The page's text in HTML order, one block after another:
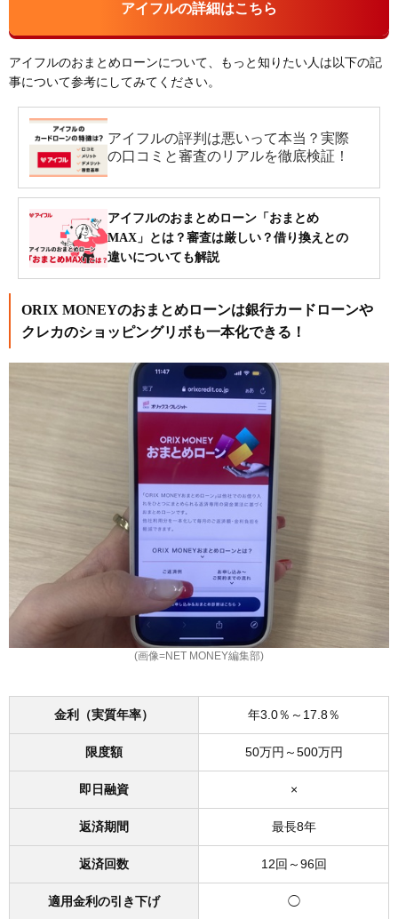
アイフルの詳細はこちら
アイフルのおまとめローンについて、もっと知りたい人は以下の記
事について参考にしてみてください。
アイフルの評判は悪いって本当？実際
の口コミと審査のリアルを徹底検証！
アイフルのおまとめローン「おまとめ
MAX」とは？審査は厳しい？借り換えとの
違いについても解説
ORIX MONEYのおまとめローンは銀行カードローンや
クレカのショッピングリボも一本化できる！
(画像=NET MONEY編集部)
金利（実質年率） 年3.0％～17.8％
限度額 50万円～500万円
即日融資 ×
返済期間 最長8年
返済回数 12回～96回
適用金利の引き下げ ◯